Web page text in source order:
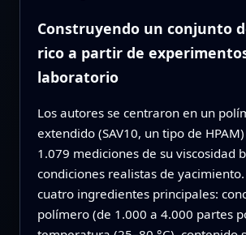
Construyendo un conjunto
rico a partir de
laboratorio
Los autores se centraron en un
extendido (SAV10, un tipo de
1.079 mediciones de su viscosidad
condiciones realistas de
cuatro ingredientes principales:
polímero (de 1.000 a 4.000 partes